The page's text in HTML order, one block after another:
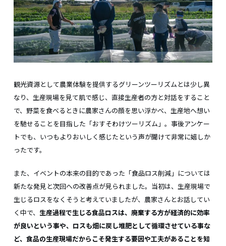
観光資源として農業体験を提供するグリーンツーリズムとは少し異
なり、生産現場を見て肌で感じ、直接生産者の方と対話をすること
で、野菜を食べるときに農家さんの顔を思い浮かべ、生産地へ想い
を馳せることを目指した「おすそわけツーリズム」。事後アンケー
トでも、いつもよりおいしく感じたという声が聞けて非常に嬉しか
ったです。
また、イベントの本来の目的であった「食品ロス削減」については
新たな発見と次回への改善点が見られました。当初は、生産現場で
生じるロスをなくそうと考えていましたが、農家さんとお話してい
く中で、 生産過程で生じる食品ロスは、廃棄する方が経済的に効率
が良いという事や、ロスも畑に戻し堆肥として循環させている事な
ど、食品の生産現場だからこそ発生する要因や工夫があることを知